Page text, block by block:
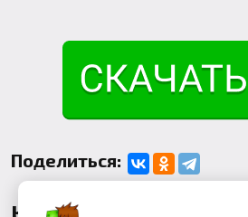
Поделиться: